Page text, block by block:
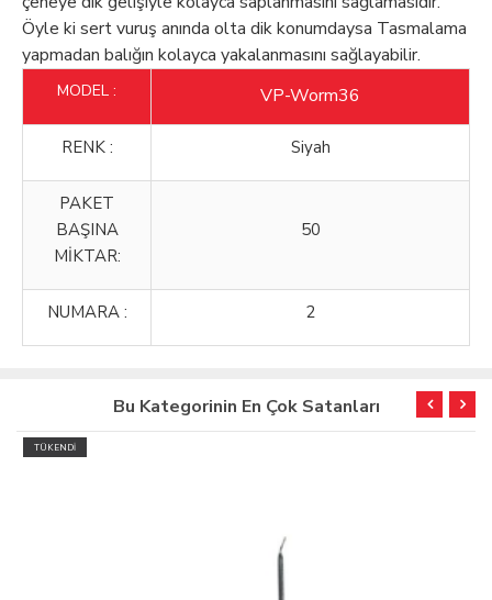
Öyle ki sert vuruş anında olta dik konumdaysa Tasmalama
yapmadan balığın kolayca yakalanmasını sağlayabilir.
MODEL : VP-Worm36
RENK : Siyah
PAKET
BAŞINA
MİKTAR:
50
NUMARA : 2
Bu Kategorinin En Çok Satanları
TÜKENDİ